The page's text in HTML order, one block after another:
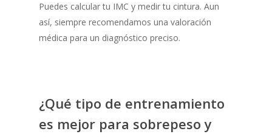
Puedes calcular tu IMC y medir tu cintura. Aun
así, siempre recomendamos una valoración
médica para un diagnóstico preciso.
¿Qué tipo de entrenamiento
es mejor para sobrepeso y